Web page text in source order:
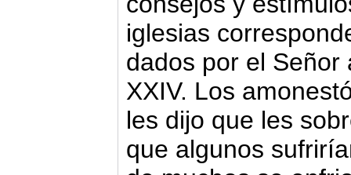
iglesias
dados por el
XXIV. Los
les dijo que les
que algunos